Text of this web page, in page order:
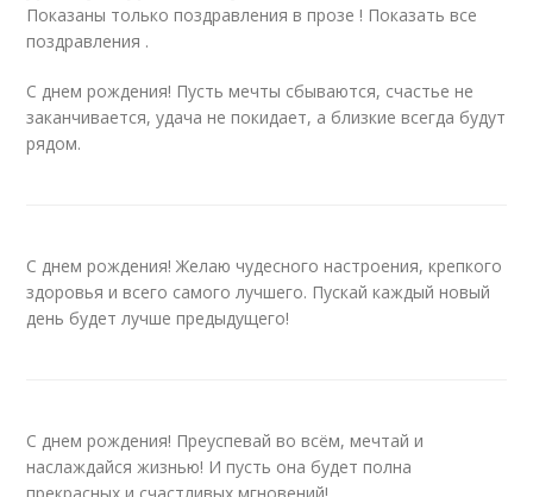
Показаны только поздравления в прозе ! Показать все
поздравления .
С днем рождения! Пусть мечты сбываются, счастье не
заканчивается, удача не покидает, а близкие всегда будут
рядом.
С днем рождения! Желаю чудесного настроения, крепкого
здоровья и всего самого лучшего. Пускай каждый новый
день будет лучше предыдущего!
С днем рождения! Преуспевай во всём, мечтай и
наслаждайся жизнью! И пусть она будет полна